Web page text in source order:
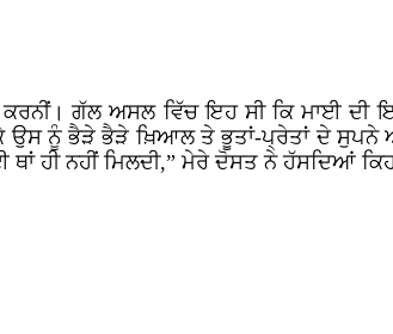
ਗੱਲ ਅਸਲ ਵਿੱਚ ਇਹ ਸੀ ਕਿ ਮਾਈ ਦੀ
ਕੇ ਉਸ ਨੂੰ ਭੈੜੇ ਭੈੜੇ ਖ਼ਿਆਲ ਤੇ ਭੂਤਾਂ-ਪ੍ਰੇਤਾਂ ਦੇ
ਹੀ ਨਹੀਂ ਮਿਲਦੀ,” ਮੇਰੇ ਦੋਸਤ ਨੇ ਹੱਸਦਿਆਂ